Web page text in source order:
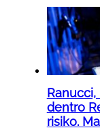
Ranucci,
dentro
risiko.